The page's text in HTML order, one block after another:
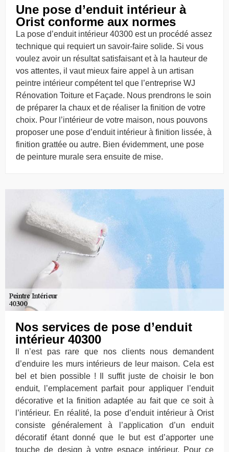
Une pose d’enduit intérieur à
Orist conforme aux normes
La pose d’enduit intérieur 40300 est un procédé assez
technique qui requiert un savoir-faire solide. Si vous
voulez avoir un résultat satisfaisant et à la hauteur de
vos attentes, il vaut mieux faire appel à un artisan
peintre intérieur compétent tel que l’entreprise WJ
Rénovation Toiture et Façade. Nous prendrons le soin
de préparer la chaux et de réaliser la finition de votre
choix. Pour l’intérieur de votre maison, nous pouvons
proposer une pose d’enduit intérieur à finition lissée, à
finition grattée ou autre. Bien évidemment, une pose
de peinture murale sera ensuite de mise.
Nos services de pose d’enduit
intérieur 40300
Il n’est pas rare que nos clients nous demandent
d’enduire les murs intérieurs de leur maison. Cela est
bel et bien possible ! Il suffit juste de choisir le bon
enduit, l’emplacement parfait pour appliquer l’enduit
décorative et la finition adaptée au fait que ce soit à
l’intérieur. En réalité, la pose d’enduit intérieur à Orist
consiste généralement à l’application d’un enduit
décoratif étant donné que le but est d’apporter une
touche de design à votre espace intérieur. Pour ce